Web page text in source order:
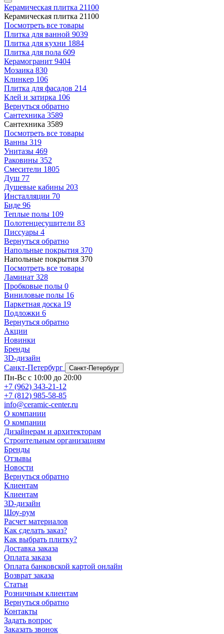
Керамическая плитка 21100
Керамическая плитка 21100
Посмотреть все товары
Плитка для ванной 9039
Плитка для кухни 1884
Плитка для пола 609
Керамогранит 9404
Мозаика 830
Клинкер 106
Плитка для фасадов 214
Клей и затирка 106
Вернуться обратно
Сантехника 3589
Сантехника 3589
Посмотреть все товары
Ванны 319
Унитазы 469
Раковины 352
Смесители 1805
Душ 77
Душевые кабины 203
Инсталляции 70
Биде 96
Теплые полы 109
Полотенцесушители 83
Писсуары 4
Вернуться обратно
Напольные покрытия 370
Напольные покрытия 370
Посмотреть все товары
Ламинат 328
Пробковые полы 0
Виниловые полы 16
Паркетная доска 19
Подложки 6
Вернуться обратно
Акции
Новинки
Бренды
3D-дизайн
Санкт-Петербург
Санкт-Петербург
Пн-Вс с 10:00 до 20:00
+7 (962) 343-21-12
+7 (812) 985-58-85
info@ceramic-center.ru
О компании
О компании
Дизайнерам и архитекторам
Строительным организациям
Бренды
Отзывы
Новости
Вернуться обратно
Клиентам
Клиентам
3D-дизайн
Шоу-рум
Расчет материалов
Как сделать заказ?
Как выбрать плитку?
Доставка заказа
Оплата заказа
Оплата банковской картой онлайн
Возврат заказа
Статьи
Розничным клиентам
Вернуться обратно
Контакты
Задать вопрос
Заказать звонок